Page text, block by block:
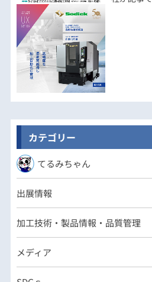
カテゴリー
てるみちゃん
出展情報
加工技術・製品情報・品質管理
メディア